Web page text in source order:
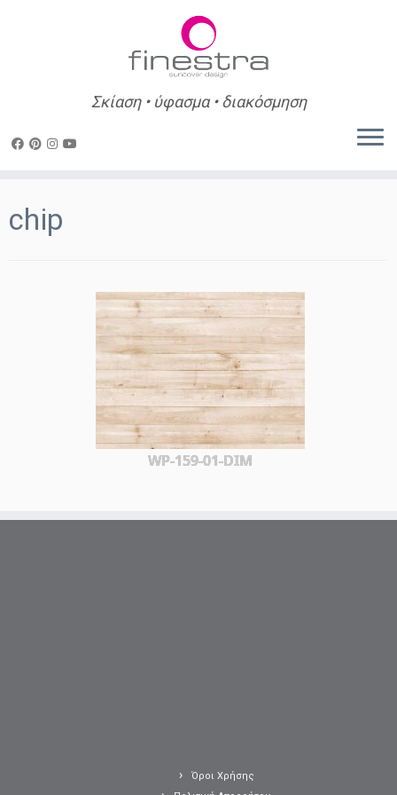
content
Σκίαση • ύφασμα • διακόσμηση
chip
WP-159-01-DIM
Όροι Χρήσης